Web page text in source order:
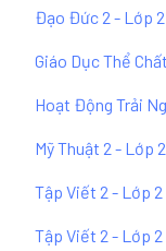
Đạo Đức 2 - Lớp 2
Giáo Dục Thể
Hoạt Động Trải
Mỹ Thuật 2 - Lớp
Tập Viết 2 - Lớp 2
Tập Viết 2 - Lớp 2